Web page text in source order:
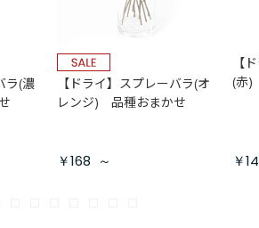
ラ(濃
【ドライ】スプレーバラ(オ
レンジ) 品種おまかせ
￥168 ～
【
(赤)
￥